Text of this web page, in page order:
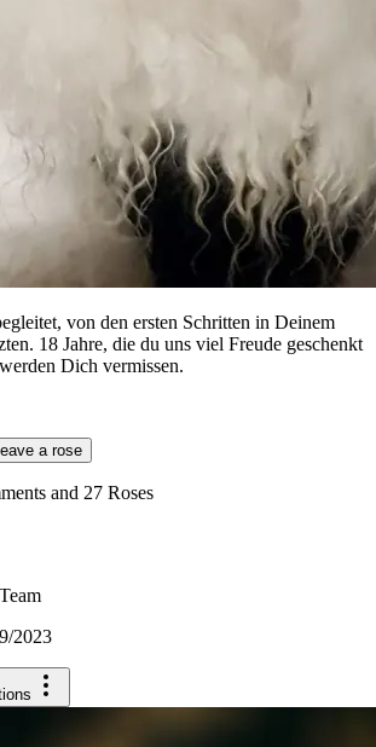
von den ersten Schritten in Deinem
18 Jahre, die du uns viel Freude geschenkt
Dich vermissen.
a rose
and 27 Roses
2023